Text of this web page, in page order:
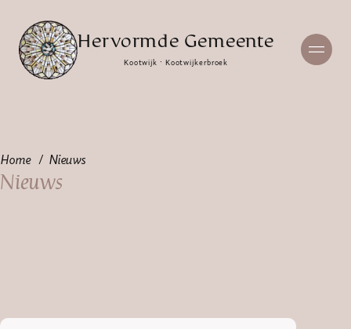
Hervormde Gemeente
Kootwijk · Kootwijkerbroek
Home Nieuws
Nieuws